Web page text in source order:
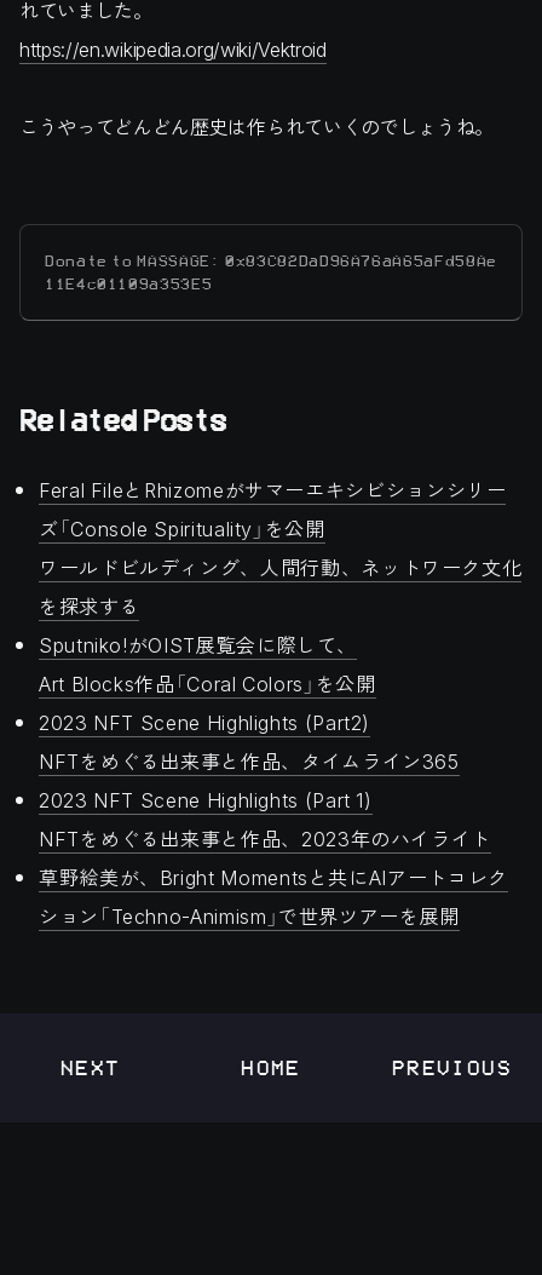
れていました。
https://en.wikipedia.org/wiki/Vektroid
こうやってどんどん歴史は作られていくのでしょうね。
Donate to MASSAGE: 0x83C82DaD96A76aA65aFd58Ae
11E4c01109a353E5
Related Posts
Feral FileとRhizomeがサマーエキシビションシリー
ズ「Console Spirituality」を公開
ワールドビルディング、人間行動、ネットワーク文化
を探求する
Sputniko!がOIST展覧会に際して、
Art Blocks作品「Coral Colors」を公開
2023 NFT Scene Highlights (Part2)
NFTをめぐる出来事と作品、タイムライン365
2023 NFT Scene Highlights (Part 1)
NFTをめぐる出来事と作品、2023年のハイライト
草野絵美が、Bright Momentsと共にAIアートコレク
ション「Techno-Animism」で世界ツアーを展開
NEXT HOME PREVIOUS